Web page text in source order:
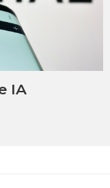
IA